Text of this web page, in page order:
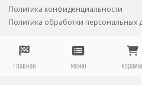
Политика конфиденциальности
Политика обработки персональных